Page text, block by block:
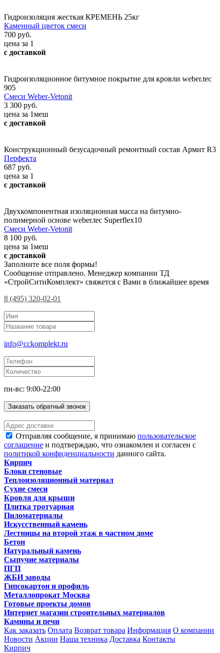
Гидроизоляция жесткая КРЕМЕНЬ 25кг
Каменный цветок смеси
700 руб.
цена за 1
с доставкой
Гидроизоляционное битумное покрытие для кровли weber.tec
905
Смеси Weber-Vetonit
3 300 руб.
цена за 1меш
с доставкой
Конструкционный безусадочный ремонтный состав Армит R3
Перфекта
687 руб.
цена за 1
с доставкой
Двухкомпонентная изоляционная масса на битумно-
полимерной основе weber.tec Superflex10
Смеси Weber-Vetonit
8 100 руб.
цена за 1меш
с доставкой
Заполните все поля формы!
Сообщение отправлено. Менеджер компании ТД
«СтройСитиКомплект» свяжется с Вами в ближайшее время
8 (495) 320-02-01
info@cckomplekt.ru
пн-вс: 9:00-22:00
Заказать обратный звонок
Отправляя сообщение, я принимаю пользовательское
соглашение и подтверждаю, что ознакомлен и согласен с
политикой конфиденциальности данного сайта.
Кирпич
Блоки стеновые
Теплоизоляционный материал
Сухие смеси
Кровля для крыши
Плитка тротуарная
Пиломатериалы
Искусственный камень
Лестницы на второй этаж в частном доме
Бетон
Натуральный камень
Сыпучие материалы
ПГП
ЖБИ заводы
Гипсокартон и профиль
Металлопрокат Москва
Готовые проекты домов
Интернет магазин строительных материалов
Камины и печи
Как заказать Оплата Возврат товара Информация О компании
Новости Акции Наша техника Доставка Контакты
Кирпич